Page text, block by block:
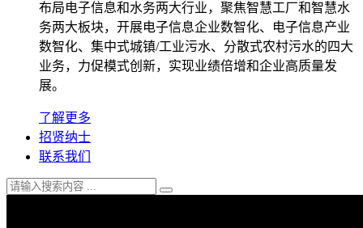
布局电子信息和水务两大行业，聚焦智慧工厂和智慧水
务两大板块，开展电子信息企业数智化、电子信息产业
数智化、集中式城镇/工业污水、分散式农村污水的四大
业务，力促模式创新，实现业绩倍增和企业高质量发
展。
了解更多
招贤纳士
联系我们